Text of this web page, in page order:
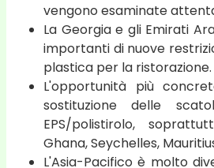
vengono esaminate
La Georgia e gli Emirati
importanti di nuove
plastica per la ristorazione.
L'opportunità più
sostituzione delle
EPS/polistirolo,
Ghana, Seychelles,
L'Asia-Pacifico è molto